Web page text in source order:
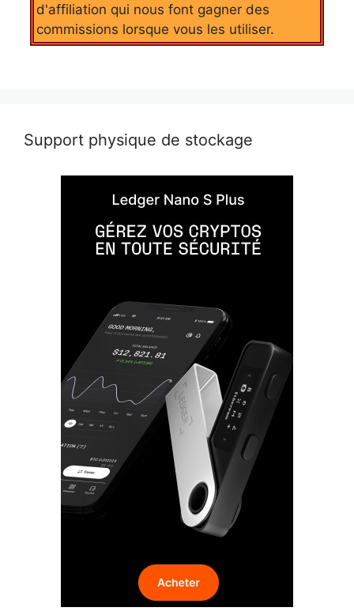
d'affiliation qui nous font gagner des
commissions lorsque vous les utiliser.
Support physique de stockage